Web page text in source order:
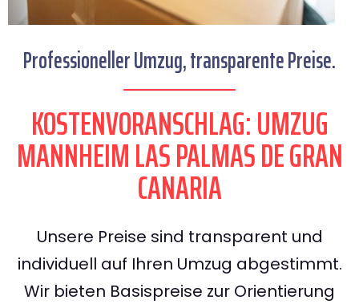
Professioneller Umzug, transparente Preise.
KOSTENVORANSCHLAG: UMZUG
MANNHEIM LAS PALMAS DE GRAN
CANARIA
Unsere Preise sind transparent und
individuell auf Ihren Umzug abgestimmt.
Wir bieten Basispreise zur Orientierung